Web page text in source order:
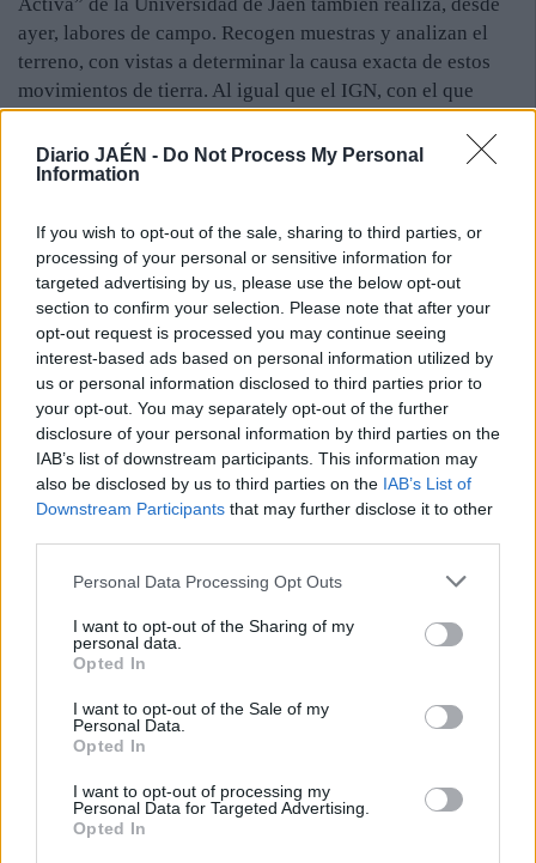
Diario JAÉN - Do Not Process My Personal
Information
If you wish to opt-out of the sale, sharing to third parties, or
processing of your personal or sensitive information for
targeted advertising by us, please use the below opt-out
section to confirm your selection. Please note that after your
opt-out request is processed you may continue seeing
interest-based ads based on personal information utilized by
us or personal information disclosed to third parties prior to
your opt-out. You may separately opt-out of the further
disclosure of your personal information by third parties on the
IAB’s list of downstream participants. This information may
also be disclosed by us to third parties on the IAB’s List of
Downstream Participants that may further disclose it to other
Personal Data Processing Opt Outs
I want to opt-out of the Sharing of my
personal data.
Opted In
I want to opt-out of the Sale of my
Personal Data.
Opted In
I want to opt-out of processing my
Personal Data for Targeted Advertising.
Opted In
ayer, labores de campo. Recogen muestras y analizan el
terreno, con vistas a determinar la causa exacta de estos
movimientos de tierra. Al igual que el IGN, con el que
están coordinados, saben la fecha del comienzo del
estudio, aunque no el final. Este grupo colabora con
expertos de la Universidad de Granada, que también se
Vecinos y ayuntamientos exigen un estudio sobre lo que
ocurre, como ya se hizo en Torreperogil y Sabiote. Sin
embargo, según los primeros datos, y en contra de algunos
rumores, nada tiene que ver en lo que sucede la supuesta
extracción de hidrocarburos, negada por las autoridades, y
la explicación es natural, al estar en una zona
tradicionalmente sísmica.